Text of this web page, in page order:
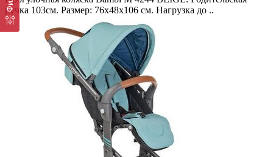
ручка 103см. Размер: 76х48х106 см. Нагрузка до ..